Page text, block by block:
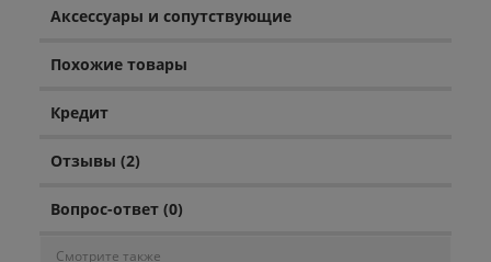
Аксессуары и сопутствующие
Похожие товары
Кредит
Отзывы (2)
Вопрос-ответ (0)
Смотрите также